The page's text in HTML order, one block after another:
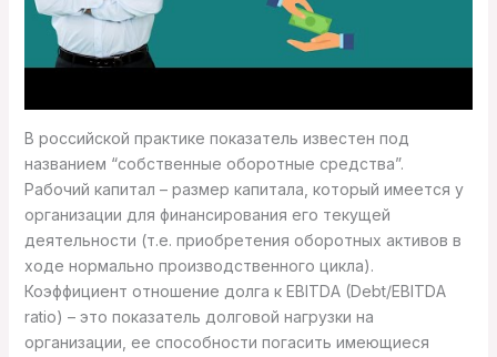
В российской практике показатель известен под
названием “собственные оборотные средства”.
Рабочий капитал – размер капитала, который имеется у
организации для финансирования его текущей
деятельности (т.е. приобретения оборотных активов в
ходе нормально производственного цикла).
Коэффициент отношение долга к EBITDA (Debt/EBITDA
ratio) – это показатель долговой нагрузки на
организации, ее способности погасить имеющиеся